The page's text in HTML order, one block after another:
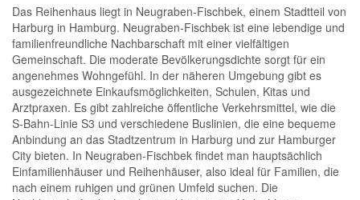
Das Reihenhaus liegt in Neugraben-Fischbek, einem Stadtteil von
Harburg in Hamburg. Neugraben-Fischbek ist eine lebendige und
familienfreundliche Nachbarschaft mit einer vielfältigen
Gemeinschaft. Die moderate Bevölkerungsdichte sorgt für ein
angenehmes Wohngefühl. In der näheren Umgebung gibt es
ausgezeichnete Einkaufsmöglichkeiten, Schulen, Kitas und
Arztpraxen. Es gibt zahlreiche öffentliche Verkehrsmittel, wie die
S-Bahn-Linie S3 und verschiedene Buslinien, die eine bequeme
Anbindung an das Stadtzentrum in Harburg und zur Hamburger
City bieten. In Neugraben-Fischbek findet man hauptsächlich
Einfamilienhäuser und Reihenhäuser, also ideal für Familien, die
nach einem ruhigen und grünen Umfeld suchen. Die